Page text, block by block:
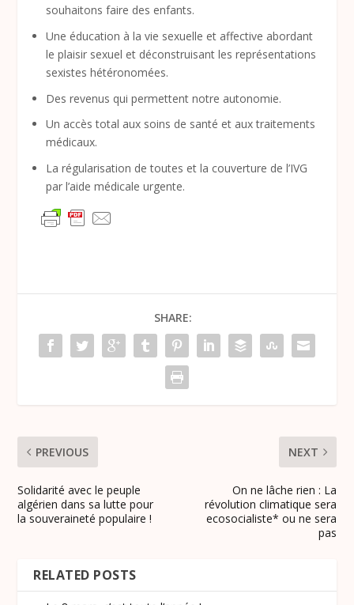
souhaitons faire des enfants.
Une éducation à la vie sexuelle et affective abordant
le plaisir sexuel et déconstruisant les représentations
sexistes hétéronomées.
Des revenus qui permettent notre autonomie.
Un accès total aux soins de santé et aux traitements
médicaux.
La régularisation de toutes et la couverture de l’IVG
par l’aide médicale urgente.
SHARE:
PREVIOUS
Solidarité avec le peuple
algérien dans sa lutte pour
la souveraineté populaire !
NEXT
On ne lâche rien : La
révolution climatique sera
ecosocialiste* ou ne sera
pas
RELATED POSTS